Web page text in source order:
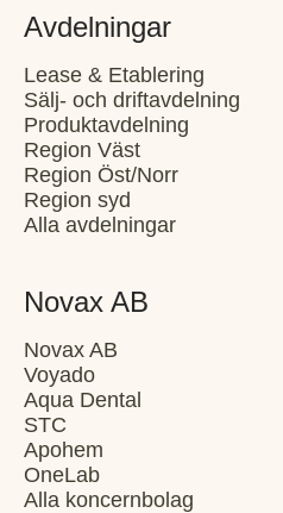
Avdelningar
Lease & Etablering
Sälj- och driftavdelning
Produktavdelning
Region Väst
Region Öst/Norr
Region syd
Alla avdelningar
Novax AB
Novax AB
Voyado
Aqua Dental
STC
Apohem
OneLab
Alla koncernbolag